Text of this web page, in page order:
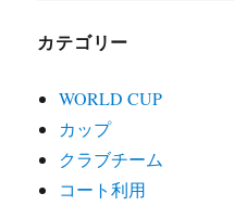
カテゴリー
WORLD CUP
カップ
クラブチーム
コート利用